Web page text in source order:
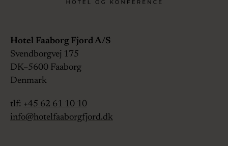
Hotel Faaborg Fjord A/S
Svendborgvej 175
DK–5600 Faaborg
Denmark
tlf: +45 62 61 10 10
info@hotelfaaborgfjord.dk